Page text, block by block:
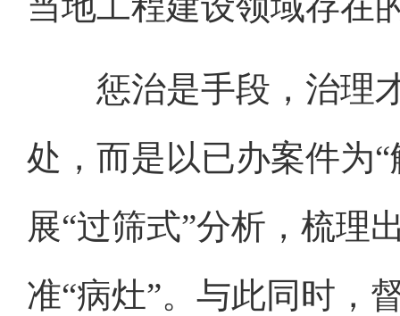
惩治是手段，治理才
处，而是以已办案件为
展“过筛式”分析，梳理
准“病灶”。与此同时，